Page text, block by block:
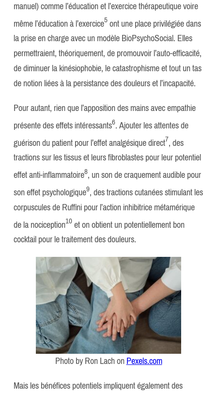
manuel) comme l’éducation et l’exercice thérapeutique voire
même l’éducation à l’exercice​5​ont une place privilégiée dans
la prise en charge avec un modèle BioPsychoSocial. Elles
permettraient, théoriquement, de promouvoir l’auto-efficacité,
de diminuer la kinésiophobie, le catastrophisme et tout un tas
de notion liées à la persistance des douleurs et l’incapacité.
Pour autant, rien que l’apposition des mains avec empathie
présente des effets intéressants​6​. Ajouter les attentes de
guérison du patient pour l’effet analgésique direct​7​, des
tractions sur les tissus et leurs fibroblastes pour leur potentiel
effet anti-inflammatoire​8​, un son de craquement audible pour
son effet psychologique​9​, des tractions cutanées stimulant les
corpuscules de Ruffini pour l’action inhibitrice métamérique
de la nociception​10​et on obtient un potentiellement bon
cocktail pour le traitement des douleurs.
Photo by Ron Lach onPexels.com
Mais les bénéfices potentiels impliquent également des